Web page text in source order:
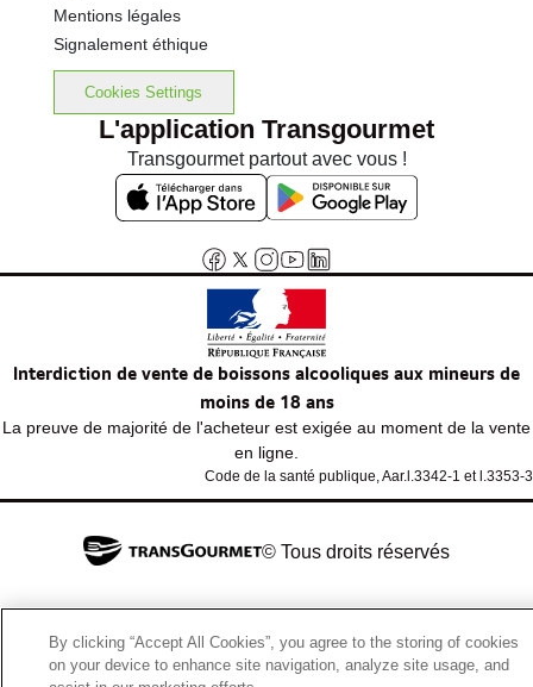
Mentions légales
Signalement éthique
Cookies Settings
L'application Transgourmet
Transgourmet partout avec vous !
Interdiction de vente de boissons alcooliques aux mineurs de
moins de 18 ans
La preuve de majorité de l'acheteur est exigée au moment de la vente
en ligne.
Code de la santé publique, Aar.l.3342-1 et l.3353-3
© Tous droits réservés
By clicking “Accept All Cookies”, you agree to the storing of cookies
on your device to enhance site navigation, analyze site usage, and